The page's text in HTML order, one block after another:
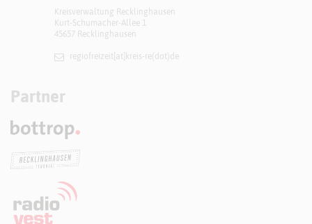
Kreisverwaltung Recklinghausen
Kurt-Schumacher-Allee 1
45657 Recklinghausen
regiofreizeit[at]​kreis-re(dot)de
Partner